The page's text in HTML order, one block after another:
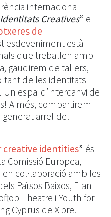
internacional
Identitats Creatives“ el
de
esdeveniment està
que treballen amb
gaudirem de tallers,
de les identitats
espai d’intercanvi de
A més, compartirem
generat arrel del
creative identities” és
Comissió Europea,
col·laboració amb les
Països Baixos, Elan
Theatre i Youth for
Cyprus de Xipre.